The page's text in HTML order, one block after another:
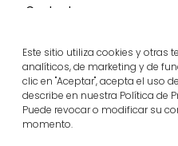
Este sitio utiliza cookies y otras
analíticos, de marketing y de
clic en "Aceptar", acepta el uso
describe en nuestra Política de
Puede revocar o modificar su
momento.
Contacte
Uneix-te a nosaltres
Rep les nostres darreres